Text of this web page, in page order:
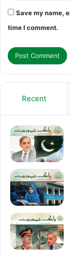
Save my name,
time I comment.
Recent